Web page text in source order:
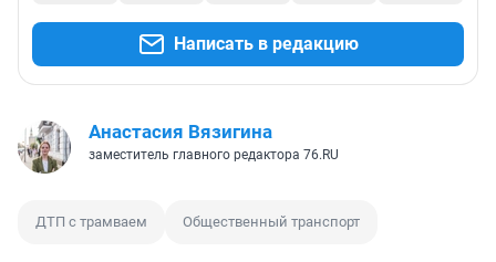
Написать в редакцию
Анастасия Вязигина
заместитель главного редактора 76.RU
ДТП с трамваем Общественный транспорт